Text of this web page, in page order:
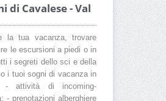
Cavalese - Val
la tua vacanza, trovare
le escursioni a piedi o in
i segreti dello sci e della
i tuoi sogni di vacanza in
attività di incoming-
- prenotazioni alberghiere